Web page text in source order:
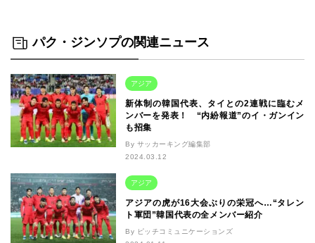
パク・ジンソプの関連ニュース
アジア
新体制の韓国代表、タイとの2連戦に臨むメ
ンバーを発表！ “内紛報道”のイ・ガンイン
も招集
By サッカーキング編集部
2024.03.12
アジア
アジアの虎が16大会ぶりの栄冠へ…“タレン
ト軍団”韓国代表の全メンバー紹介
By ピッチコミュニケーションズ